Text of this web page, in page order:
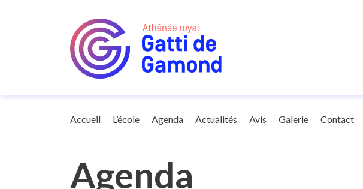
Accueil L’école Agenda Actualités Avis Galerie Contact
Agenda